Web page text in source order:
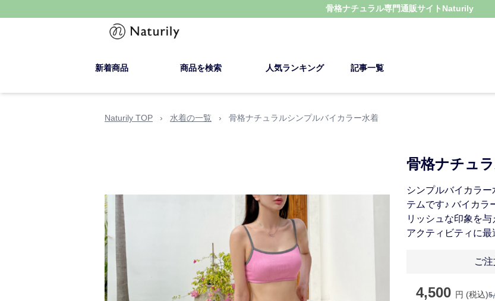
骨格ナチュラル専門通販サイト Naturily
新着商品 商品を検索 人気ランキング 記事一覧
Naturily TOP › 水着の一覧 › 骨格ナチュラルシンプルバイカラー水着
骨格ナチュ
シンプルバイカラ
テムです♪ バイカラ
リッシュな印象を
アクティビティに
ご
4,500 円 (税込)